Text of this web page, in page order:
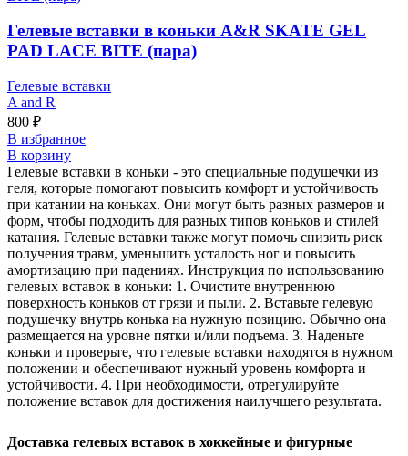
Гелевые вставки в коньки A&R SKATE GEL
PAD LACE BITE (пара)
Гелевые вставки
A and R
800 ₽
В избранное
В корзину
Гелевые вставки в коньки - это специальные подушечки из
геля, которые помогают повысить комфорт и устойчивость
при катании на коньках. Они могут быть разных размеров и
форм, чтобы подходить для разных типов коньков и стилей
катания. Гелевые вставки также могут помочь снизить риск
получения травм, уменьшить усталость ног и повысить
амортизацию при падениях. Инструкция по использованию
гелевых вставок в коньки: 1. Очистите внутреннюю
поверхность коньков от грязи и пыли. 2. Вставьте гелевую
подушечку внутрь конька на нужную позицию. Обычно она
размещается на уровне пятки и/или подъема. 3. Наденьте
коньки и проверьте, что гелевые вставки находятся в нужном
положении и обеспечивают нужный уровень комфорта и
устойчивости. 4. При необходимости, отрегулируйте
положение вставок для достижения наилучшего результата.
Доставка гелевых вставок в хоккейные и фигурные